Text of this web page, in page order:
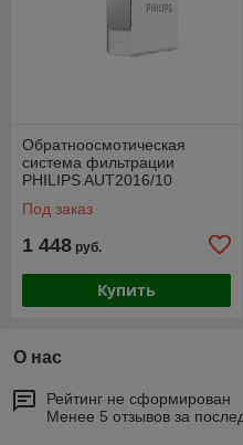
Обратноосмотическая
система фильтрации
PHILIPS AUT2016/10
Под заказ
1 448 руб.
Купить
О нас
Рейтинг не сформирован
Менее 5 отзывов за